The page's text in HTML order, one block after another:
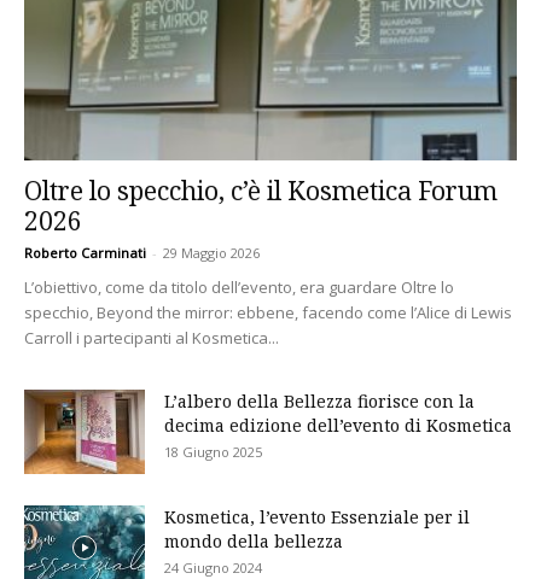
Oltre lo specchio, c’è il Kosmetica Forum
2026
Roberto Carminati - 29 Maggio 2026
L’obiettivo, come da titolo dell’evento, era guardare Oltre lo
specchio, Beyond the mirror: ebbene, facendo come l’Alice di Lewis
Carroll i partecipanti al Kosmetica...
L’albero della Bellezza fiorisce con la
decima edizione dell’evento di Kosmetica
18 Giugno 2025
Kosmetica, l’evento Essenziale per il
mondo della bellezza
24 Giugno 2024